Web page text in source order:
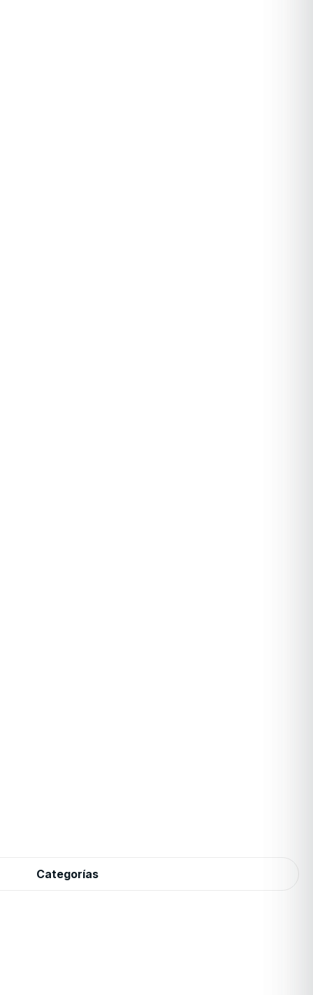
Categorías